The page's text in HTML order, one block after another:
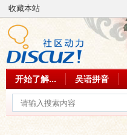
收藏本站
开始了解... 吴语拼音